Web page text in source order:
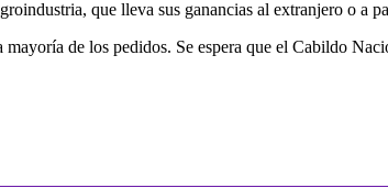
que lleva sus ganancias al extranjero o a
de los pedidos. Se espera que el Cabildo